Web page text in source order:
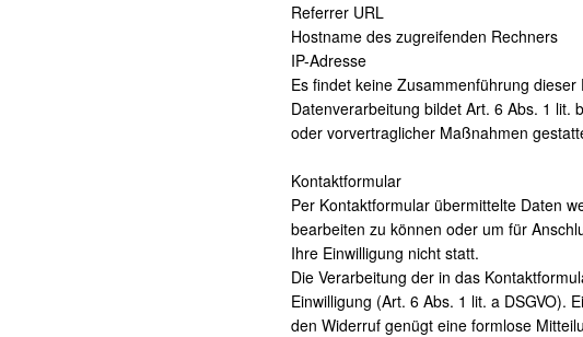
Referrer URL
Hostname des zugreifenden Rechners
IP-Adresse
Es findet keine Zusammenführung
Datenverarbeitung bildet Art. 6 Abs. 1 lit.
oder vorvertraglicher Maßnahmen
Kontaktformular
Per Kontaktformular übermittelte Daten
bearbeiten zu können oder um für
Ihre Einwilligung nicht statt.
Die Verarbeitung der in das
Einwilligung (Art. 6 Abs. 1 lit. a DSGVO).
den Widerruf genügt eine formlose